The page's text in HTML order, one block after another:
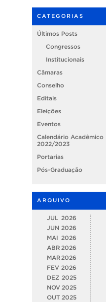
CATEGORIAS
Últimos Posts
Congressos
Institucionais
Câmaras
Conselho
Editais
Eleições
Eventos
Calendário Acadêmico
2022/2023
Portarias
Pós-Graduação
ARQUIVO
JUL 2026
JUN 2026
MAI
2026
ABR 2026
MAR 2026
FEV 2026
DEZ 2025
NOV 2025
OUT 2025